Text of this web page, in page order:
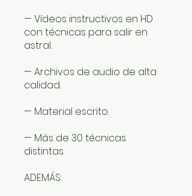
— Vídeos instructivos en HD
con técnicas para salir en
astral.
— Archivos de audio de alta
calidad.
— Material escrito.
— Más de 30 técnicas
distintas.
ADEMÁS: